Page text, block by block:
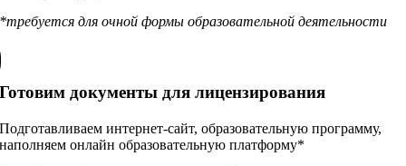
*требуется для очной формы образовательной деятельности
Готовим документы для лицензирования
Подготавливаем интернет-сайт, образовательную программу,
наполняем онлайн образовательную платформу*